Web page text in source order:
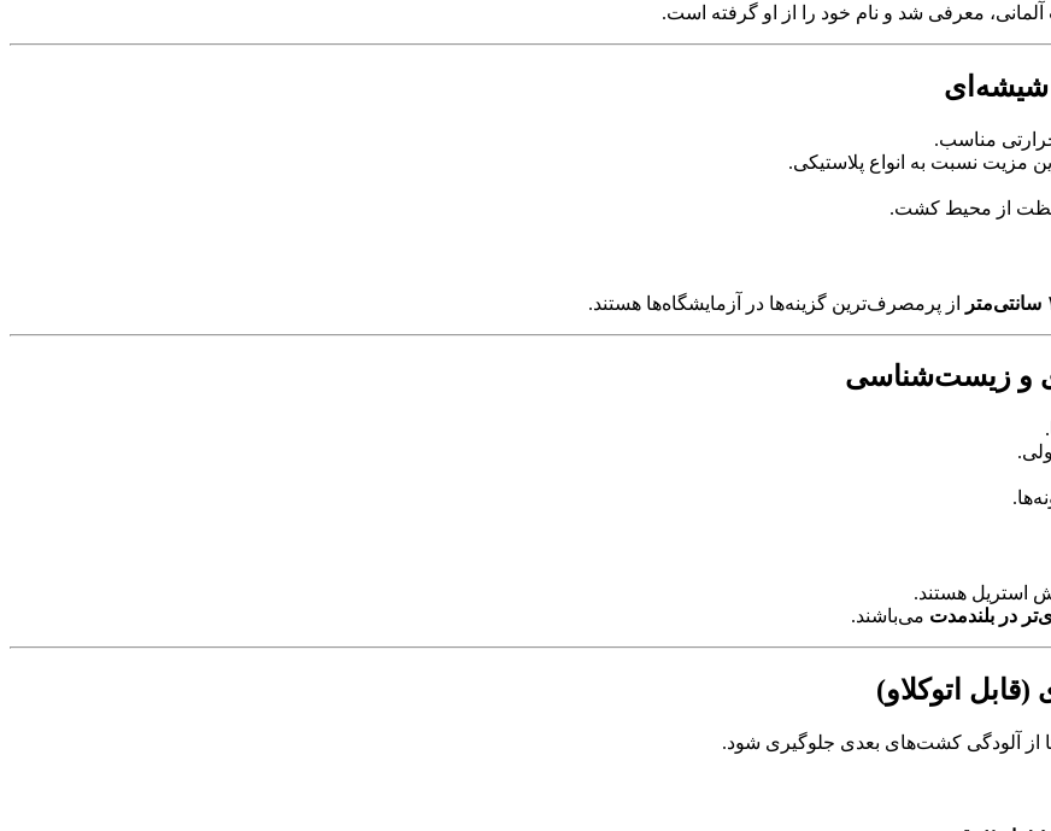
آلمانی، معرفی شد و نام خود را از او گرفته است.
شیشه‌ای
مناسب.
مزیت نسبت به انواع پلاستیکی.
از محیط کشت.
از پرمصرف‌ترین گزینه‌ها در آزمایشگاه‌ها هستند.
و زیست‌شناسی
استریل هستند.
در بلندمدت می‌باشند.
اتوکلاو)
از آلودگی کشت‌های بعدی جلوگیری شود.